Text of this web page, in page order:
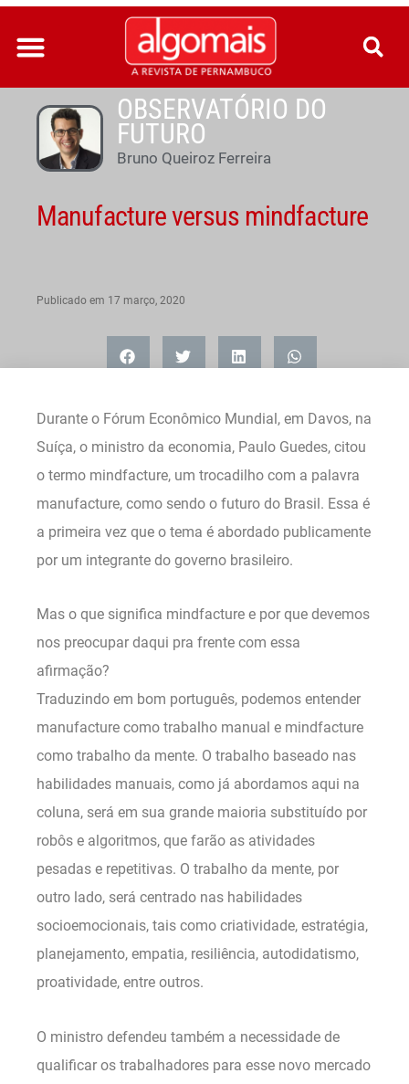
Ir
para
conteúdo
OBSERVATÓRIO DO
FUTURO
Bruno Queiroz Ferreira
Manufacture versus mindfacture
Publicado em 17 março, 2020
Durante o Fórum Econômico Mundial, em Davos, na
Suíça, o ministro da economia, Paulo Guedes, citou
o termo mindfacture, um trocadilho com a palavra
manufacture, como sendo o futuro do Brasil. Essa é
a primeira vez que o tema é abordado publicamente
por um integrante do governo brasileiro.
Mas o que significa mindfacture e por que devemos
nos preocupar daqui pra frente com essa
afirmação?
Traduzindo em bom português, podemos entender
manufacture como trabalho manual e mindfacture
como trabalho da mente. O trabalho baseado nas
habilidades manuais, como já abordamos aqui na
coluna, será em sua grande maioria substituído por
robôs e algoritmos, que farão as atividades
pesadas e repetitivas. O trabalho da mente, por
outro lado, será centrado nas habilidades
socioemocionais, tais como criatividade, estratégia,
planejamento, empatia, resiliência, autodidatismo,
proatividade, entre outros.
O ministro defendeu também a necessidade de
qualificar os trabalhadores para esse novo mercado